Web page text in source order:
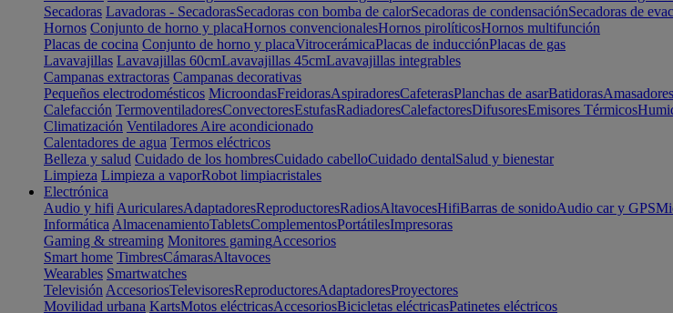
Secadoras Lavadoras - SecadorasSecadoras con bomba de calorSecadoras de condensaciónSecadoras de
Hornos Conjunto de horno y placaHornos convencionalesHornos pirolíticosHornos multifunción
Placas de cocina Conjunto de horno y placaVitrocerámicaPlacas de inducciónPlacas de gas
Lavavajillas Lavavajillas 60cmLavavajillas 45cmLavavajillas integrables
Campanas extractoras Campanas decorativas
Pequeños electrodomésticos MicroondasFreidorasAspiradoresCafeterasPlanchas de asarBatidorasAmasadores
Calefacción TermoventiladoresConvectoresEstufasRadiadoresCalefactoresDifusoresEmisores Térmicos
Climatización Ventiladores Aire acondicionado
Calentadores de agua Termos eléctricos
Belleza y salud Cuidado de los hombresCuidado cabelloCuidado dentalSalud y bienestar
Limpieza Limpieza a vaporRobot limpiacristales
Electrónica
Audio y hifi AuricularesAdaptadoresReproductoresRadiosAltavocesHifiBarras de sonidoAudio car y GPS
Informática AlmacenamientoTabletsComplementosPortátilesImpresoras
Gaming & streaming Monitores gamingAccesorios
Smart home TimbresCámarasAltavoces
Wearables Smartwatches
Televisión AccesoriosTelevisoresReproductoresAdaptadoresProyectores
Movilidad urbana KartsMotos eléctricasAccesoriosBicicletas eléctricasPatinetes eléctricos